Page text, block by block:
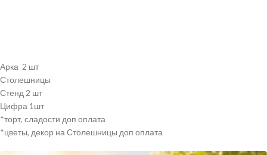
Арка 2 шт
Столешницы
Стенд 2 шт
Цифра 1шт
*торт, сладости доп оплата
*цветы, декор на Столешницы доп оплата